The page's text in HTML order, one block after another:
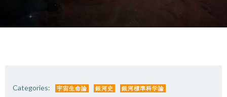
Categories: 宇宙生命論 銀河史 銀河標準科学論